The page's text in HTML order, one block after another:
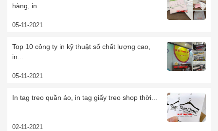
hàng, in...
05-11-2021
Top 10 công ty in kỹ thuật số chất lượng cao,
in...
05-11-2021
In tag treo quần áo, in tag giấy treo shop thời...
02-11-2021